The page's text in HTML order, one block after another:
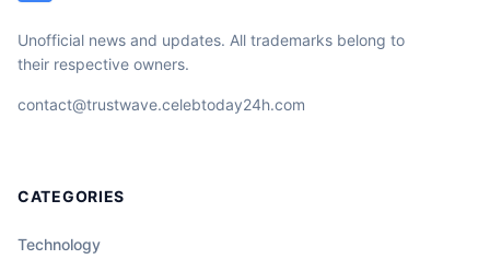
Unofficial news and updates. All trademarks belong to
their respective owners.
contact@trustwave.celebtoday24h.com
CATEGORIES
Technology